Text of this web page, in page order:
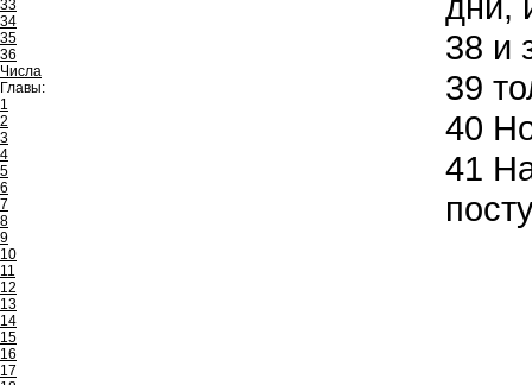
33
34
35
36
Числа
Главы:
1
2
3
4
5
6
7
8
9
10
11
12
13
14
15
16
17
38 и
39
40
41